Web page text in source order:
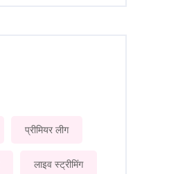
प्रीमियर लीग
लाइव स्ट्रीमिंग